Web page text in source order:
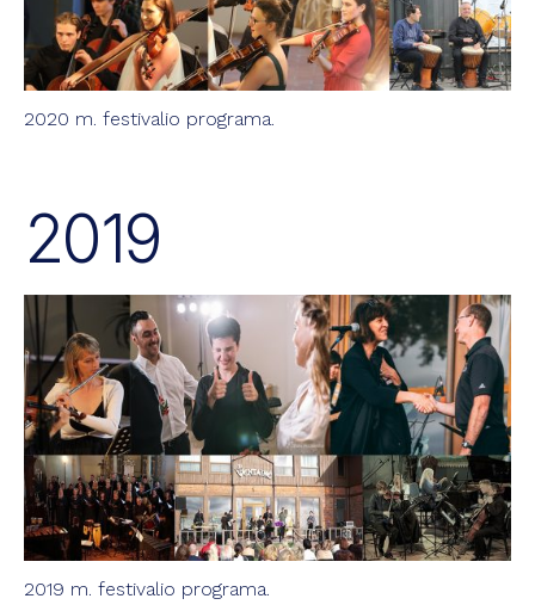
2020 m. festivalio programa.
2019
2019 m. festivalio programa.